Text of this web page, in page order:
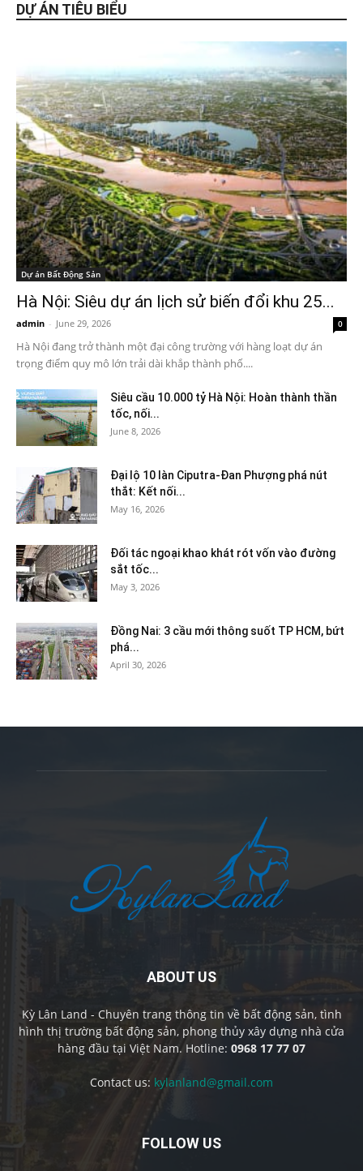
DỰ ÁN TIÊU BIỂU
Dự án Bất Động Sản
Hà Nội: Siêu dự án lịch sử biến đổi khu 25...
admin - June 29, 2026 0
Hà Nội đang trở thành một đại công trường với hàng loạt dự án
trọng điểm quy mô lớn trải dài khắp thành phố....
Siêu cầu 10.000 tỷ Hà Nội: Hoàn thành thần
tốc, nối...
June 8, 2026
Đại lộ 10 làn Ciputra-Đan Phượng phá nút
thắt: Kết nối...
May 16, 2026
Đối tác ngoại khao khát rót vốn vào đường
sắt tốc...
May 3, 2026
Đồng Nai: 3 cầu mới thông suốt TP HCM, bứt
phá...
April 30, 2026
ABOUT US
Kỳ Lân Land - Chuyên trang thông tin về bất động sản, tình
hình thị trường bất động sản, phong thủy xây dựng nhà cửa
hàng đầu tại Việt Nam. Hotline: 0968 17 77 07
Contact us: kylanland@gmail.com
FOLLOW US